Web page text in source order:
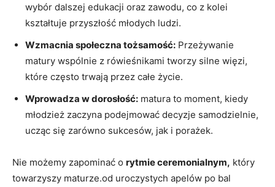
wybór dalszej edukacji​ oraz zawodu, co z kolei
kształtuje przyszłość młodych ludzi.
Wzmacnia społeczna tożsamość: Przeżywanie
matury wspólnie z rówieśnikami‌ tworzy silne więzi,
które ⁤często trwają przez całe życie.
Wprowadza w dorosłość: matura to⁢ moment, kiedy
młodzież zaczyna podejmować‌ decyzje samodzielnie,
ucząc się zarówno sukcesów, jak i porażek.
Nie możemy zapominać o rytmie ceremonialnym, który
towarzyszy maturze.od uroczystych apelów po bal